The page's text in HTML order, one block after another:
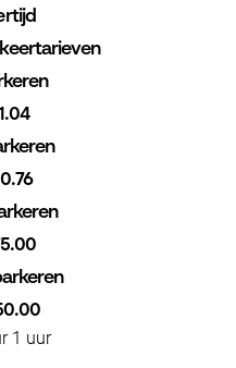
1 uur